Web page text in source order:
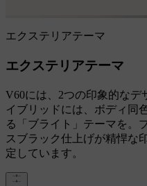
エクステリアテーマ
エクステリアテーマ
V60には、2つの印象的な
イブリッドには、ボディ同
る「ブライト」テーマを。
スブラック仕上げが精悍な
定しています。